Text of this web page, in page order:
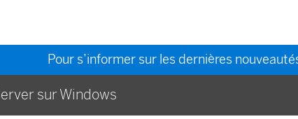
Pour s’informer sur les dernières
sur Windows